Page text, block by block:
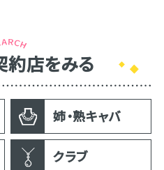
約店をみる
姉・熟キャバ
クラブ